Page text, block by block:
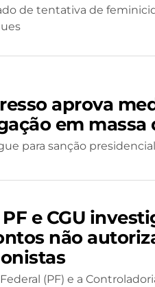
de tentativa de
aprova
em massa
para sanção presidencial
PF e CGU
não
(PF) e a